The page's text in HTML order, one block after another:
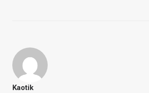
Kaotik